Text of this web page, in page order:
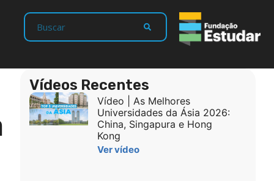
Vídeos Recentes
Vídeo | As Melhores
Universidades da Ásia 2026:
China, Singapura e Hong
Kong
Ver vídeo